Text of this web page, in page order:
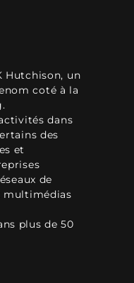
Hutchison, un
coté à la
dans
des
et
de
multimédias
plus de 50